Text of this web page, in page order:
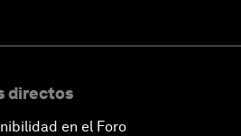
directos
en el Foro